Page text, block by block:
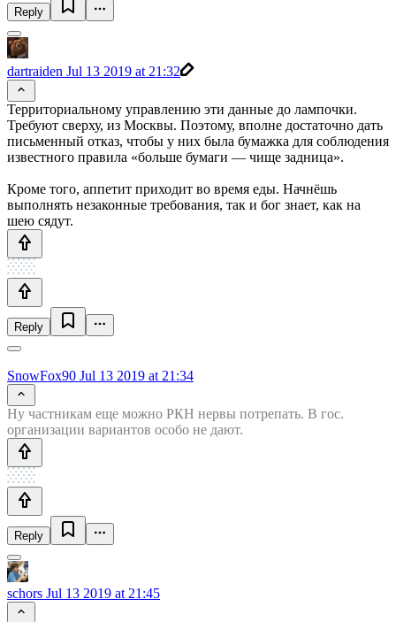
Reply
dartraiden Jul 13 2019 at 21:32
Территориальному управлению эти данные до лампочки.
Требуют сверху, из Москвы. Поэтому, вполне достаточно дать
письменный отказ, чтобы у них была бумажка для соблюдения
известного правила «больше бумаги — чище задница».
Кроме того, аппетит приходит во время еды. Начнёшь
выполнять незаконные требования, так и бог знает, как на
шею сядут.
Reply
SnowFox90 Jul 13 2019 at 21:34
Ну частникам еще можно РКН нервы потрепать. В гос.
организации вариантов особо не дают.
Reply
schors Jul 13 2019 at 21:45